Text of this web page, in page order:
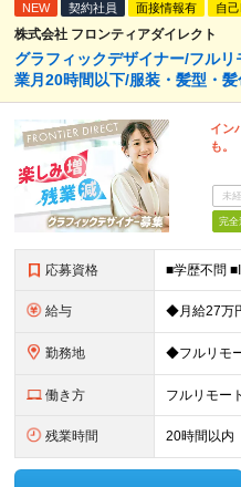
NEW 契約社員 面接情報有 自
株式会社 フロンティアダイレクト
グラフィックデザイナー/フル
業月20時間以下/服装・髪型・
イン
も。
未
完全
応募資格
給与
勤務地
働き方 フルリモー
残業時間 20時間以内